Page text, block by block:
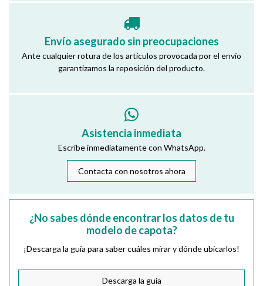
Envío asegurado sin preocupaciones
Ante cualquier rotura de los artículos provocada por el envío
garantizamos la reposición del producto.
Asistencia inmediata
Escribe inmediatamente con WhatsApp.
Contacta con nosotros ahora
¿No sabes dónde encontrar los datos de tu
modelo de capota?
¡Descarga la guía para saber cuáles mirar y dónde ubicarlos!
Descarga la guía